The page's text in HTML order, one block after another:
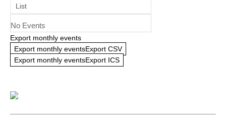
List
No Events
Export monthly events
Export monthly eventsExport CSV
Export monthly eventsExport ICS